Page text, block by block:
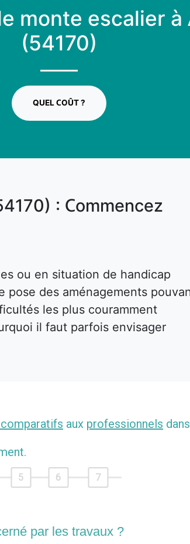
monte escalier à
(54170)
QUEL COÛT ?
: Commencez
ou en situation de handicap
des aménagements
les plus couramment
il faut parfois envisager
aux professionnels dans
5 6 7
par les travaux ?